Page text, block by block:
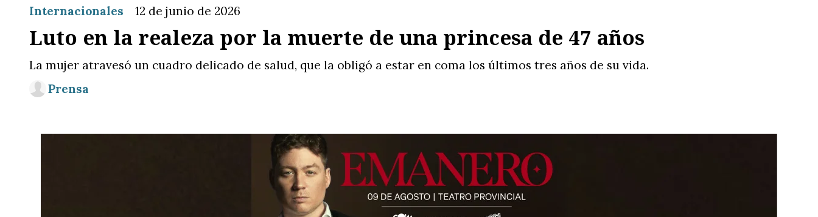
Luto en la realeza por la muerte de una princesa de 47 años
La mujer atravesó un cuadro delicado de salud, que la obligó a estar en coma los últimos tres años de su vida.
Internacionales 12 de junio de 2026
Prensa